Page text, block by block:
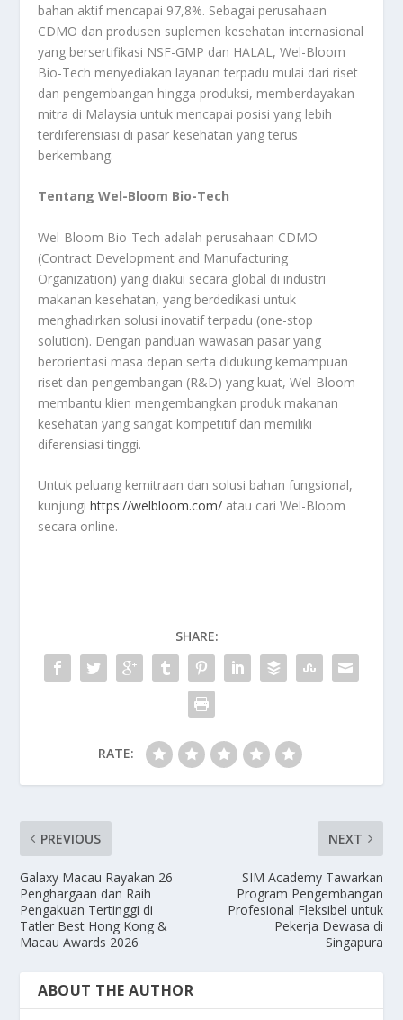
bahan aktif mencapai 97,8%. Sebagai perusahaan
CDMO dan produsen suplemen kesehatan internasional
yang bersertifikasi NSF-GMP dan HALAL, Wel-Bloom
Bio-Tech menyediakan layanan terpadu mulai dari riset
dan pengembangan hingga produksi, memberdayakan
mitra di Malaysia untuk mencapai posisi yang lebih
terdiferensiasi di pasar kesehatan yang terus
berkembang.
Tentang Wel-Bloom Bio-Tech
Wel-Bloom Bio-Tech adalah perusahaan CDMO
(Contract Development and Manufacturing
Organization) yang diakui secara global di industri
makanan kesehatan, yang berdedikasi untuk
menghadirkan solusi inovatif terpadu (one-stop
solution). Dengan panduan wawasan pasar yang
berorientasi masa depan serta didukung kemampuan
riset dan pengembangan (R&D) yang kuat, Wel-Bloom
membantu klien mengembangkan produk makanan
kesehatan yang sangat kompetitif dan memiliki
diferensiasi tinggi.
Untuk peluang kemitraan dan solusi bahan fungsional,
kunjungihttps://welbloom.com/ atau cari Wel-Bloom
secara online.
SHARE:
RATE:
PREVIOUS
Galaxy Macau Rayakan 26
Penghargaan dan Raih
Pengakuan Tertinggi di
Tatler Best Hong Kong &
Macau Awards 2026
NEXT
SIM Academy Tawarkan
Program Pengembangan
Profesional Fleksibel untuk
Pekerja Dewasa di
Singapura
ABOUT THE AUTHOR